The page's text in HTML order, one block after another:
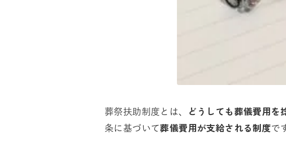
葬祭扶助制度とは、 どうしても葬儀費用を
条に基づいて葬儀費用が支給される制度で